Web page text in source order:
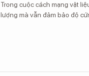
Trong cuộc cách mạng vật
lượng mà vẫn đảm bảo độ